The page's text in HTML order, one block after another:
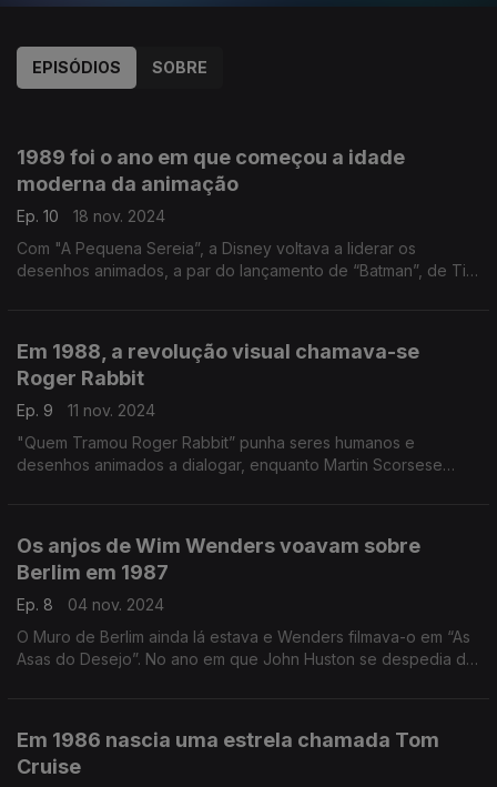
EPISÓDIOS SOBRE
1989 foi o ano em que começou a idade
moderna da animação
Ep. 10
18 nov. 2024
Com "A Pequena Sereia”, a Disney voltava a liderar os
desenhos animados, a par do lançamento de “Batman”, de Tim
Em 1988, a revolução visual chamava-se
Roger Rabbit
Ep. 9
11 nov. 2024
"Quem Tramou Roger Rabbit” punha seres humanos e
desenhos animados a dialogar, enquanto Martin Scorsese
Os anjos de Wim Wenders voavam sobre
Berlim em 1987
Ep. 8
04 nov. 2024
O Muro de Berlim ainda lá estava e Wenders filmava-o em “As
Asas do Desejo”. No ano em que John Huston se despedia do
Em 1986 nascia uma estrela chamada Tom
Cruise